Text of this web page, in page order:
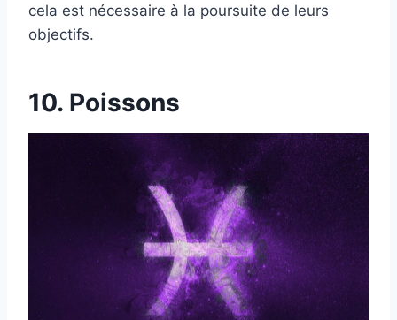
cela est nécessaire à la poursuite de leurs
objectifs.
10. Poissons